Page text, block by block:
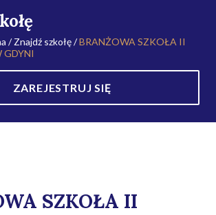
/Znajdź szkołę/BRANŻOWA SZKOŁA II
GDYNI
ZAREJESTRUJ SIĘ
SZKOŁA II